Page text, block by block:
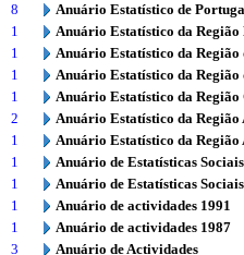
8
Anuário Estatístico de
1
Anuário Estatístico da Região
1
Anuário Estatístico da Região
1
Anuário Estatístico da Região
1
Anuário Estatístico da Região
2
Anuário Estatístico da Região
1
Anuário Estatístico da Região
1
Anuário de Estatísticas Sociais
1
Anuário de Estatísticas Sociais
1
Anuário de actividades 1991
1
Anuário de actividades 1987
3
Anuário de Actividades